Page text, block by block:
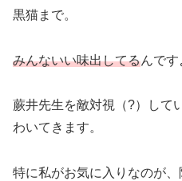
黒猫まで。
みんないい味出してるんです
蕨井先生を敵対視（?）して
わいてきます。
特に私がお気に入りなのが、